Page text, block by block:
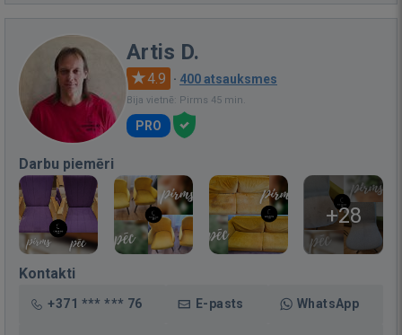
Artis D.
4.9 · 400 atsauksmes
Bija vietnē: Pirms 45 min.
PRO
Darbu piemēri
+28
Kontakti
+371 *** *** 76 E-pasts WhatsApp